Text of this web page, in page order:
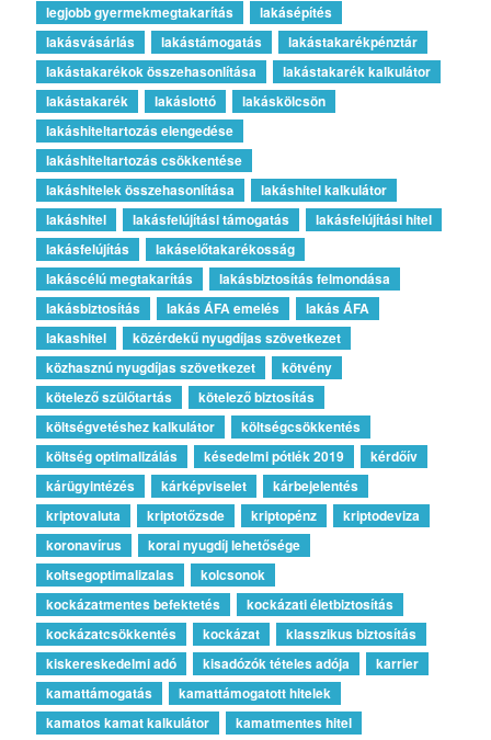
legjobb gyermekmegtakarítás
lakásépítés
lakásvásárlás
lakástámogatás
lakástakarékpénztár
lakástakarékok összehasonlítása
lakástakarék kalkulátor
lakástakarék
lakáslottó
lakáskölcsön
lakáshiteltartozás elengedése
lakáshiteltartozás csökkentése
lakáshitelek összehasonlítása
lakáshitel kalkulátor
lakáshitel
lakásfelújítási támogatás
lakásfelújítási hitel
lakásfelújítás
lakáselőtakarékosság
lakáscélú megtakarítás
lakásbiztosítás felmondása
lakásbiztosítás
lakás ÁFA emelés
lakás ÁFA
lakashitel
közérdekű nyugdíjas szövetkezet
közhasznú nyugdíjas szövetkezet
kötvény
kötelező szülőtartás
kötelező biztosítás
költségvetéshez kalkulátor
költségcsökkentés
költség optimalizálás
késedelmi pótlék 2019
kérdőív
kárügyintézés
kárképviselet
kárbejelentés
kriptovaluta
kriptotőzsde kriptopénz
kriptodeviza
koronavírus
korai nyugdíj lehetősége
koltsegoptimalizalas
kolcsonok
kockázatmentes befektetés
kockázati életbiztosítás
kockázatcsökkentés
kockázat
klasszikus biztosítás
kiskereskedelmi adó
kisadózók tételes adója
karrier
kamattámogatás
kamattámogatott hitelek
kamatos kamat kalkulátor
kamatmentes hitel